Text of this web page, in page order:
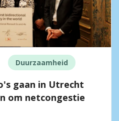
Duurzaamheid
gaan in Utrecht
om netcongestie